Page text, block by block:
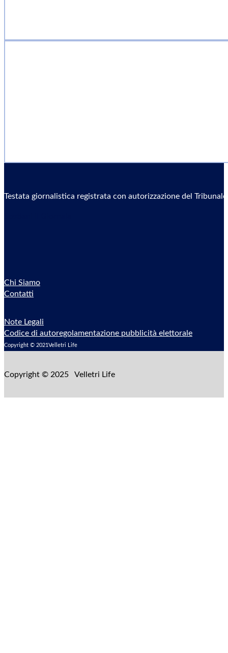
Testata giornalistica registrata con autorizzazione del
Chi Siamo
Contatti
Note Legali
Codice di autoregolamentazione pubblicità elettorale
Copyright © 2021Velletri Life
Copyright © 2025 Velletri Life